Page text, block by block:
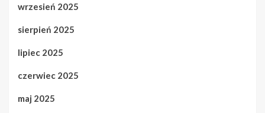
wrzesień 2025
sierpień 2025
lipiec 2025
czerwiec 2025
maj 2025